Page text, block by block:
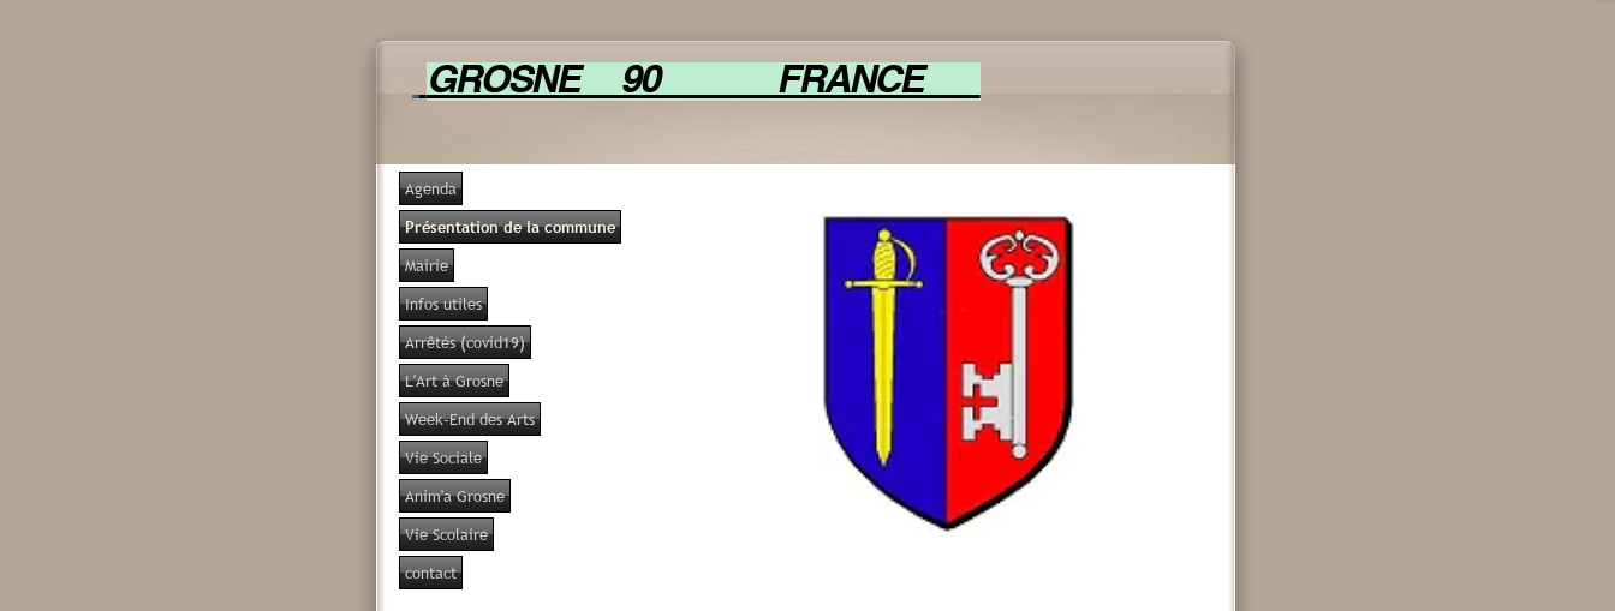
GROSNE 90 FRANCE
Agenda
Présentation de la commune
Mairie
Infos utiles
Arrêtés (covid19)
L'Art à Grosne
Week-End des Arts
Vie Sociale
Anim'a Grosne
Vie Scolaire
contact